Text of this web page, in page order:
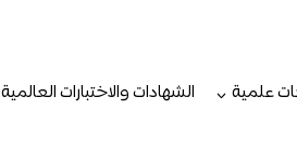
علمية الشهادات والاختبارات العالمية